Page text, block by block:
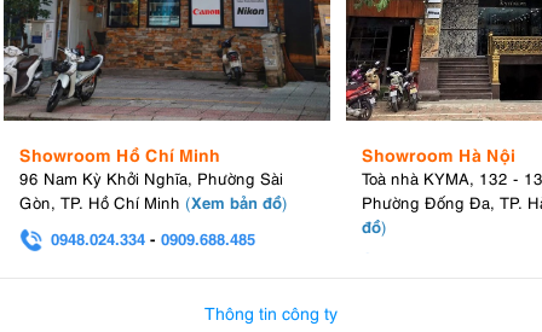
Showroom Hồ Chí Minh
96 Nam Kỳ Khởi Nghĩa, Phường Sài
Gòn, TP. Hồ Chí Minh (Xem bản đồ)
0948.024.334 - 0909.688.485
Showroom Hà Nội
Toà nhà KYMA, 132 -
Phường Đống Đa, TP.
đồ)
Thông tin công ty